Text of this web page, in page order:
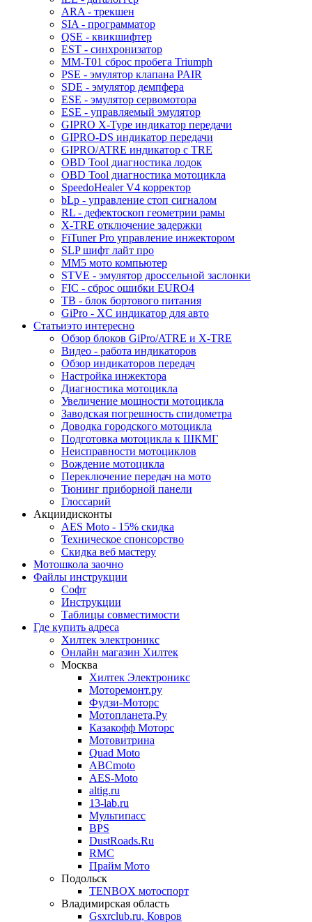
ARA - трекшен
SIA - программатор
QSE - квикшифтер
EST - синхронизатор
MM-T01 сброс пробега Triumph
PSE - эмулятор клапана PAIR
SDE - эмулятор демпфера
ESE - эмулятор сервомотора
ESE - управляемый эмулятор
GIPRO X-Type индикатор передачи
GIPRO-DS индикатор передачи
GIPRO/ATRE индикатор с TRE
OBD Tool диагностика лодок
OBD Tool диагностика мотоцикла
SpeedoHealer V4 корректор
bLp - управление стоп сигналом
RL - дефектоскоп геометрии рамы
X-TRE отключение задержки
FiTuner Pro управление инжектором
SLP шифт лайт про
MM5 мото компьютер
STVE - эмулятор дроссельной заслонки
FIC - сброс ошибки EURO4
TB - блок бортового питания
GiPro - XC индикатор для авто
Статьиэто интересно
Обзор блоков GiPro/ATRE и X-TRE
Видео - работа индикаторов
Обзор индикаторов передач
Настройка инжектора
Диагноcтика мотоцикла
Увеличение мощности мотоцикла
Заводская погрешность спидометра
Доводка городского мотоцикла
Подготовка мотоцикла к ШКМГ
Неисправности мотоциклов
Вождение мотоцикла
Переключение передач на мото
Тюнинг приборной панели
Глоссарий
Акциидисконты
AES Moto - 15% скидка
Техническое спонсорство
Скидка веб мастеру
Мотошкола заочно
Файлы инструкции
Софт
Инструкции
Таблицы совместимости
Где купить адреса
Хилтек электроникс
Онлайн магазин Хилтек
Москва
Хилтек Электроникс
Моторемонт.ру
Фудзи-Моторс
Мотопланета,Ру
Казакофф Моторс
Мотовитрина
Quad Moto
ABCmoto
AES-Moto
altig.ru
13-lab.ru
Мультипасс
BPS
DustRoads.Ru
RMC
Прайм Мото
Подольск
TENBOX мотоспорт
Владимирская область
Gsxrclub.ru, Ковров